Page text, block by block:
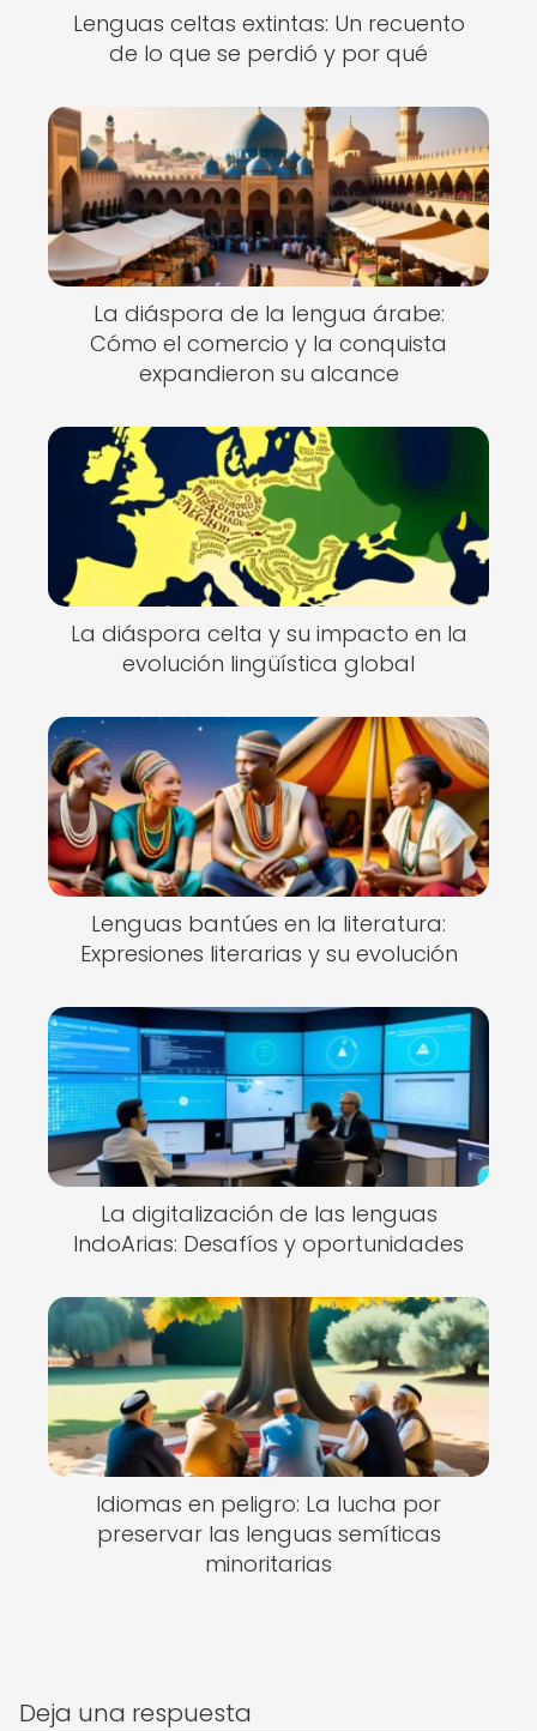
Lenguas celtas extintas: Un recuento
de lo que se perdió y por qué
La diáspora de la lengua árabe:
Cómo el comercio y la conquista
expandieron su alcance
La diáspora celta y su impacto en la
evolución lingüística global
Lenguas bantúes en la literatura:
Expresiones literarias y su evolución
La digitalización de las lenguas
IndoArias: Desafíos y oportunidades
Idiomas en peligro: La lucha por
preservar las lenguas semíticas
minoritarias
Deja una respuesta